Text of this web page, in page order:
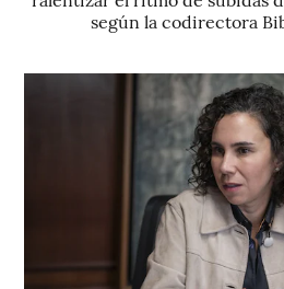
según la codirectora